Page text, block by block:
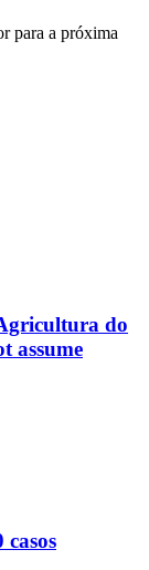
para a próxima
do
assume
casos